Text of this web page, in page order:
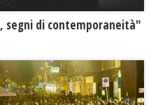
segni di contemporaneità"